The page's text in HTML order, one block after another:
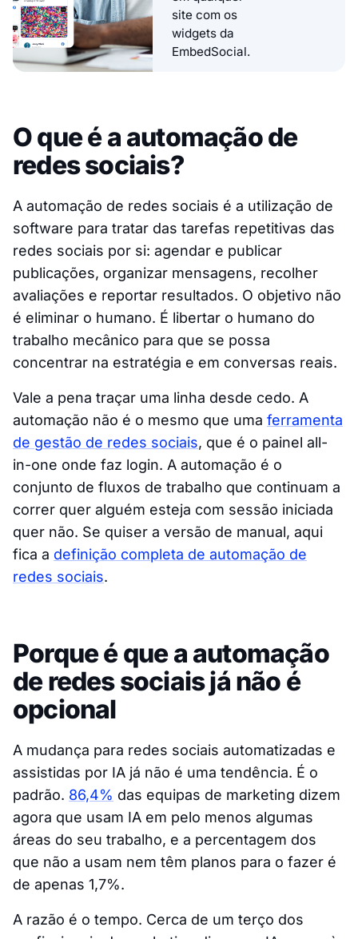
site com os
widgets da
EmbedSocial.
O que é a automação de
redes sociais?
A automação de redes sociais é a utilização de
software para tratar das tarefas repetitivas das
redes sociais por si: agendar e publicar
publicações, organizar mensagens, recolher
avaliações e reportar resultados. O objetivo não
é eliminar o humano. É libertar o humano do
trabalho mecânico para que se possa
concentrar na estratégia e em conversas reais.
Vale a pena traçar uma linha desde cedo. A
automação não é o mesmo que uma ferramenta
de gestão de redes sociais, que é o painel all-
in-one onde faz login. A automação é o
conjunto de fluxos de trabalho que continuam a
correr quer alguém esteja com sessão iniciada
quer não. Se quiser a versão de manual, aqui
fica a definição completa de automação de
redes sociais.
Porque é que a automação
de redes sociais já não é
opcional
A mudança para redes sociais automatizadas e
assistidas por IA já não é uma tendência. É o
padrão. 86,4% das equipas de marketing dizem
agora que usam IA em pelo menos algumas
áreas do seu trabalho, e a percentagem dos
que não a usam nem têm planos para o fazer é
de apenas 1,7%.
A razão é o tempo. Cerca de um terço dos